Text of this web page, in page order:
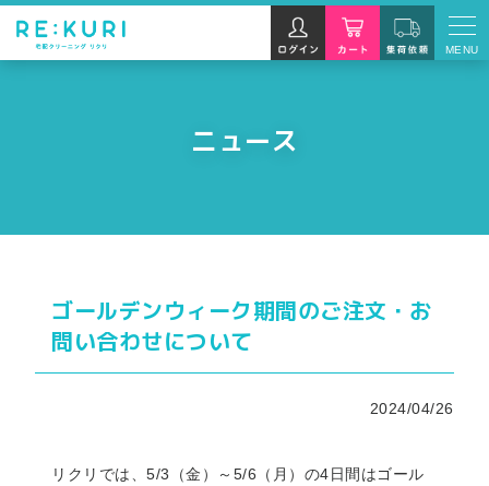
MENU
ニュース
ゴールデンウィーク期間のご注文・お
問い合わせについて
2024/04/26
リクリでは、5/3（金）～5/6（月）の4日間はゴール